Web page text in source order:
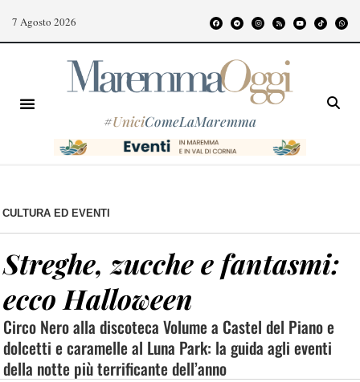
7 Agosto 2026
#UniciComeLaMaremma
CULTURA ED EVENTI
Streghe, zucche e fantasmi:
ecco Halloween
Circo Nero alla discoteca Volume a Castel del Piano e
dolcetti e caramelle al Luna Park: la guida agli eventi
della notte più terrificante dell’anno